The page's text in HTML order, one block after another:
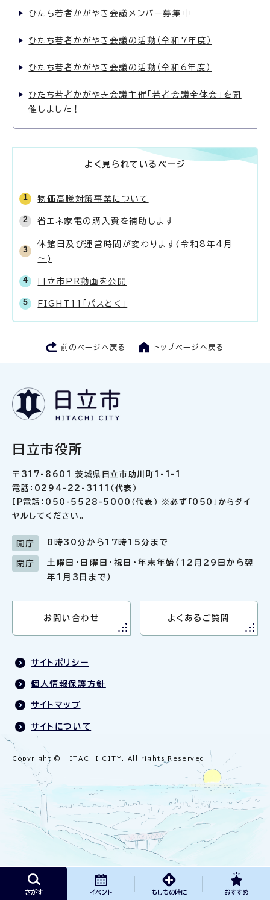
ひたち若者かがやき会議メンバー募集中
ひたち若者かがやき会議の活動（令和7年度）
ひたち若者かがやき会議の活動（令和6年度）
ひたち若者かがやき会議主催「若者会議全体会」を開
催しました！
よく見られているページ
物価高騰対策事業について
省エネ家電の購入費を補助します
休館日及び運営時間が変わります(令和8年4月
～)
日立市PR動画を公開
FIGHT11「パスとく」
前のページへ戻る トップページへ戻る
さがす イベント もしもの時に おすすめ
日立市役所
〒317-8601 茨城県日立市助川町1-1-1
電話：0294-22-3111（代表）
IP電話：050-5528-5000（代表） ※必ず「050」からダイ
ヤルしてください。
開庁 8時30分から17時15分まで
閉庁
土曜日・日曜日・祝日・年末年始（12月29日から翌
年1月3日まで）
お問い合わせ よくあるご質問
サイトポリシー
個人情報保護方針
サイトマップ
サイトについて
Copyright © HITACHI CITY. All rights Reserved.